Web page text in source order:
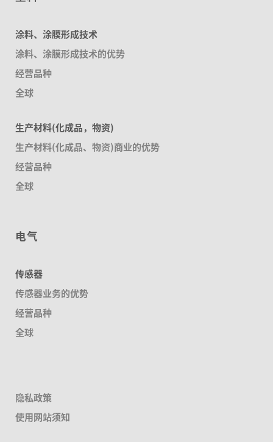
涂料、涂膜形成技术
涂料、涂膜形成技术的优势
经营品种
全球
生产材料(化成品，物资)
生产材料(化成品、物资)商业的优势
经营品种
全球
电气
传感器
传感器业务的优势
经营品种
全球
隐私政策
使用网站须知